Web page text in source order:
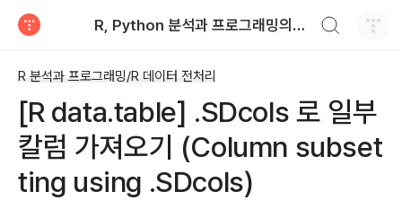
R, Python 분석과 프로그래밍의 친구 (by R Friend)
R 분석과 프로그래밍/R 데이터 전처리
[R data.table] .SDcols 로 일부
칼럼 가져오기 (Column subset
ting using .SDcols)